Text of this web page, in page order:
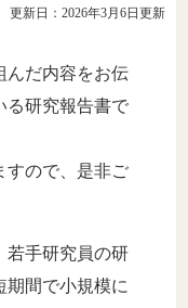
更新日：2026年3月6日更新
だ内容をお伝
る研究報告書で
すので、是非ご
手研究員の研
期間で小規模に